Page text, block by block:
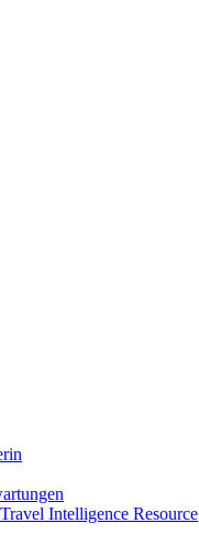
Intelligence Resource